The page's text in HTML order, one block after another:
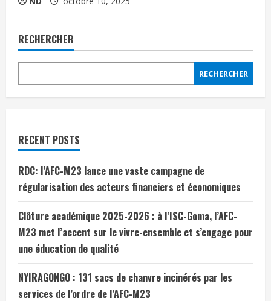
RECHERCHER
RECHERCHER
RECENT POSTS
RDC: l’AFC-M23 lance une vaste campagne de
régularisation des acteurs financiers et économiques
Clôture académique 2025-2026 : à l’ISC-Goma, l’AFC-
M23 met l’accent sur le vivre-ensemble et s’engage pour
une éducation de qualité
NYIRAGONGO : 131 sacs de chanvre incinérés par les
services de l’ordre de l’AFC-M23